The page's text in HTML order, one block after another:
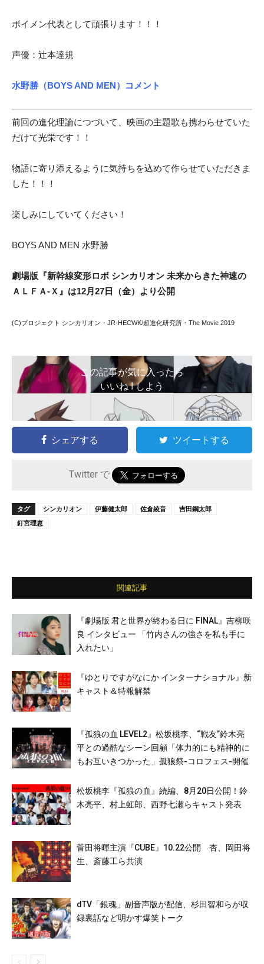
ボイメン代表として頑張ります！！！
声優：辻本達規
水野勝（BOYS AND MEN）コメント
前回の進化理論につづいて、映画の主題歌も携わらせていた
だけて光栄です！！
物語に寄り添えるように気持ちを込めて作らせていただきま
した！！！
楽しみにしていてください！
BOYS AND MEN 水野勝
劇場版『新幹線変形ロボ シンカリオン 未来からきた神速の
ＡＬＦＡ-Ｘ』は12月27日（金）より公開
(C)プロジェクト シンカリオン・JR-HECWK/超進化研究所・The Movie 2019
この記事が気に入ったら
いいね ! しよう
シェアする ツイートする
Twitter で
タグ シンカリオン 伊藤健太郎 佐倉綾音
吉田鋼太郎
釘宮理恵
関連記事
『劇場版 君と世界が終わる日に FINAL』吉柳咲
良 インタビュー 「竹内さんの強さを私も手に
入れたい」
『ゆとりですがなにか インターナショナル』新
キャスト＆特報解禁
『孤狼の血 LEVEL2』松坂桃李、“戦友”鈴木亮
平との過酷なシーン回顧「体力的にも精神的に
もお互いきつかった」孤狼祭-コロフェス-開催
松坂桃李『孤狼の血』続編、8月20日公開！鈴
木亮平、村上虹郎、西野七瀬らキャスト発表
菅田将暉主演『CUBE』10.22公開 杏、岡田将
生、斎藤工ら共演
dTV「銀魂」副音声版が配信、杉田智和らが収
録裏話など明かす爆笑トーク